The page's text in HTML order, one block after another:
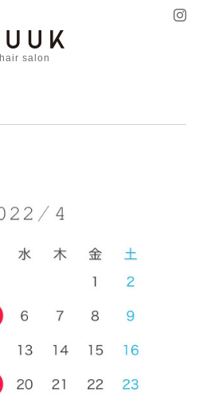
hair salon